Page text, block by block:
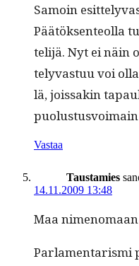
Samoin
Päätök­sen­te­ol­la
telijä. Nyt ei näin
te­ly­vas­tuu voi
lä, jois­sakin
Vastaa
Taustamies
14.11.2009 13:48
Maa
Par­la­men­taris­mi